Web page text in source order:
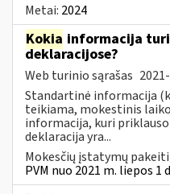
Metai: 2024
Kokia informacija
deklaracijose?
Web turinio sąrašas
Standartinė informacija
teikiama, mokestinis
informacija, kuri
deklaracija yra...
Mokesčių įstatymų
PVM nuo 2021 m. liepos 1